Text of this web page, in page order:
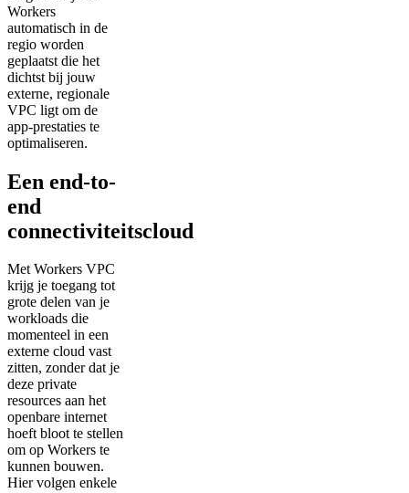
Workers
automatisch in de
regio worden
geplaatst die het
dichtst bij jouw
externe, regionale
VPC ligt om de
app-prestaties te
optimaliseren.
Een end-to-
end
connectiviteitscloud
Met Workers VPC
krijg je toegang tot
grote delen van je
workloads die
momenteel in een
externe cloud vast
zitten, zonder dat je
deze private
resources aan het
openbare internet
hoeft bloot te stellen
om op Workers te
kunnen bouwen.
Hier volgen enkele